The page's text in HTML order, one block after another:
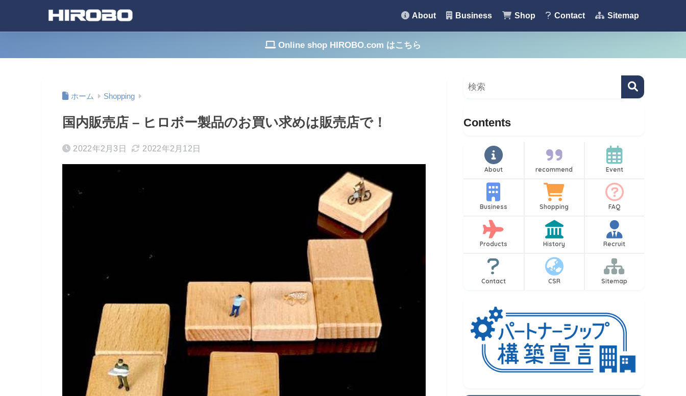
About Business Shop Contact Sitemap
Online shop HIROBO.com はこちら
ホーム Shopping
国内販売店 – ヒロボー製品のお買い求めは販売店で！
2022年2月3日 2022年2月12日
Contents
About recommend Event
Business Shopping FAQ
Products History Recruit
Contact CSR Sitemap